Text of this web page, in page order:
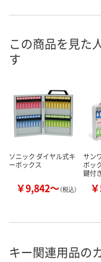
この商品を見た
す
ソニック ダイヤル式キ
ーボックス
￥9,842～（税込）
サン
ボッ
鍵付
キー関連用品の